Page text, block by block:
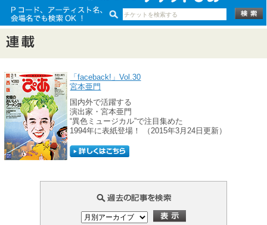
「faceback!」Vol.30
宮本亜門
国内外で活躍する
演出家・宮本亜門
“異色ミュージカル”で注目集めた
1994年に表紙登場！ （2015年3月24日更新）